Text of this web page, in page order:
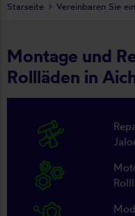
Montage und
Rollläden in
Starseite Vereinbaren Sie